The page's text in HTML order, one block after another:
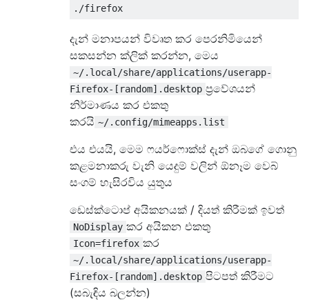
දැන් මනාපයන් විවෘත කර පෙරනිමියෙන්
සකසන්න ක්ලික් කරන්න, මෙය
~/.local/share/applications/userapp-
Firefox-[random].desktop ප්‍රවේශයන්
නිර්මාණය කර එකතු
කරයි ~/.config/mimeapps.list
එය එයයි, මෙම ෆයර්ෆොක්ස් දැන් ඔබගේ ගොනු
කළමනාකරු වැනි යෙදුම් වලින් ඕනෑම වෙබ්
සංගම් හැසිරවිය යුතුය
ඩෙස්ක්ටොප් අයිකනයක් / දියත් කිරීමක් ඉවත්
NoDisplay කර අයිකන එකතු
Icon=firefox කර
~/.local/share/applications/userapp-
Firefox-[random].desktop පිටපත් කිරීමට
(සබැඳිය බලන්න)